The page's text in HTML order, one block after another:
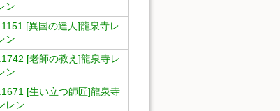
ン
[異国の達人]龍泉寺レ
ン
[老師の教え]龍泉寺レ
ン
[生い立つ師匠]龍泉寺
レン